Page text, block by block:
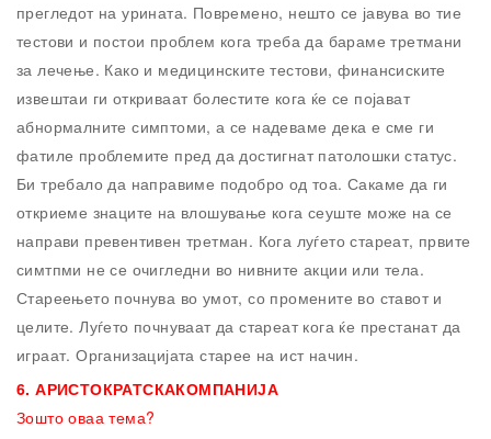
прегледот на урината. Повремено, нешто се јавува во тие
тестови и постои проблем кога треба да бараме третмани
за лечење. Како и медицинските тестови, финансиските
извештаи ги откриваат болестите кога ќе се појават
абнормалните симптоми, а се надеваме дека е сме ги
фатиле проблемите пред да достигнат патолошки статус.
Би требало да направиме подобро од тоа. Сакаме да ги
откриеме знаците на влошување кога сеуште може на се
направи превентивен третман. Кога луѓето стареат, првите
симтпми не се очигледни во нивните акции или тела.
Стареењето почнува во умот, со промените во ставот и
целите. Луѓето почнуваат да стареат кога ќе престанат да
играат. Организацијата старее на ист начин.
6.АРИСТОКРАТСКАКОМПАНИЈА
Зошто оваа тема?